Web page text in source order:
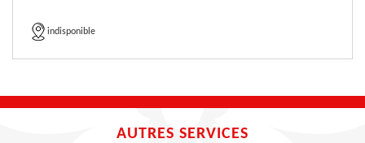
indisponible
AUTRES SERVICES